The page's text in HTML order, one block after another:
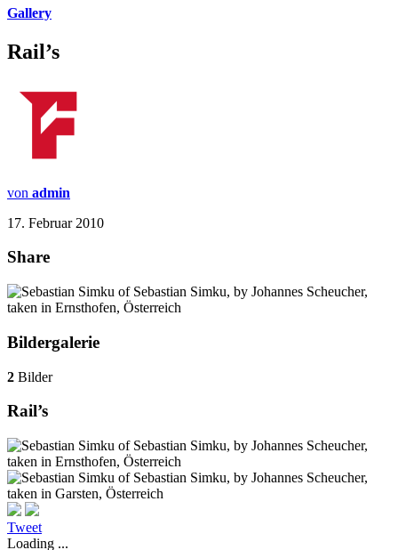
Gallery
Rail’s
von admin
17. Februar 2010
Share
Bildergalerie
2 Bilder
Rail’s
Tweet
Loading ...